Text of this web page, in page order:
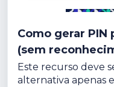
Como gerar PIN
(sem
Este recurso deve
alternativa apenas